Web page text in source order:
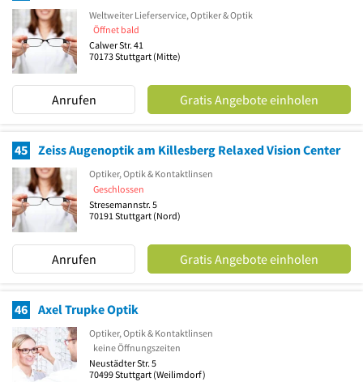
Weltweiter Lieferservice, Optiker & Optik
Öffnet bald
Calwer Str. 41
70173Stuttgart (Mitte)
Anrufen Gratis Angebote einholen
45 Zeiss Augenoptik am Killesberg Relaxed Vision Center
Optiker, Optik & Kontaktlinsen
Geschlossen
Stresemannstr. 5
70191 Stuttgart (Nord)
Anrufen Gratis Angebote einholen
46 Axel Trupke Optik
Optiker, Optik & Kontaktlinsen
keine Öffnungszeiten
Neustädter Str. 5
70499Stuttgart (Weilimdorf)